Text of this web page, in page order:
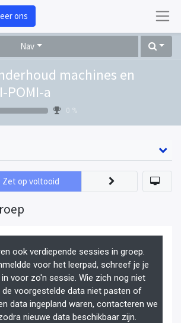
ons
Nav
machines en
POMI-a
0 %
Zet op voltooid
ook verdiepende sessies in groep.
voor het leerpad, schreef je je
voor zo'n sessie. Wie zich nog niet
voorgestelde data niet pasten of
data ingepland waren, contacteren we
nieuwe data beschikbaar zijn.